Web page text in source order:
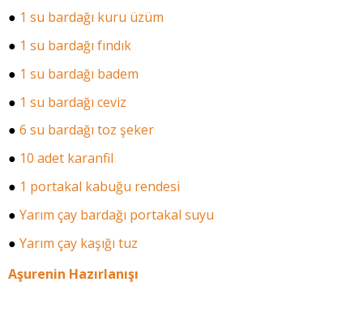
● 1 su bardağı kuru üzüm
● 1 su bardağı fındık
● 1 su bardağı badem
● 1 su bardağı ceviz
● 6 su bardağı toz şeker
● 10 adet karanfil
● 1 portakal kabuğu rendesi
● Yarım çay bardağı portakal suyu
● Yarım çay kaşığı tuz
Aşurenin Hazırlanışı